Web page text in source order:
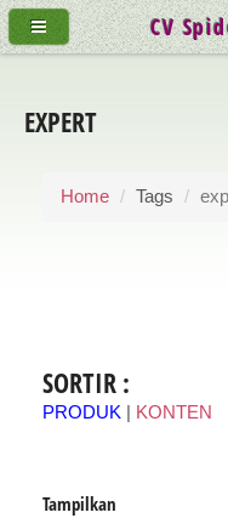
EXPERT
Home Tags
SORTIR :
PRODUK KONTEN
Tampilkan
CV